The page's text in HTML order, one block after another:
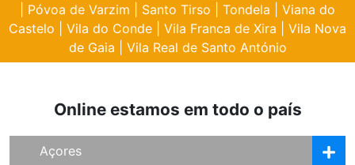
Póvoa de Varzim Santo Tirso Tondela
Viana do
Castelo
Vila do Conde Vila Franca de Xira
Vila Nova
de Gaia
Vila Real de Santo António
Online estamos em todo o país
Açores